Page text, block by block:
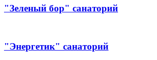
"Зеленый бор" санаторий
"Энергетик" санаторий